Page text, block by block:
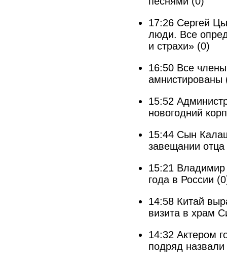
17:26 Сергей
люди. Все
и страхи» (0)
16:50 Все
амнистированы
15:52
новогодний
15:44 Сын
завещании отца
15:21 Владимир
года в России
14:58 Китай
визита в храм
14:32 Актером
подряд